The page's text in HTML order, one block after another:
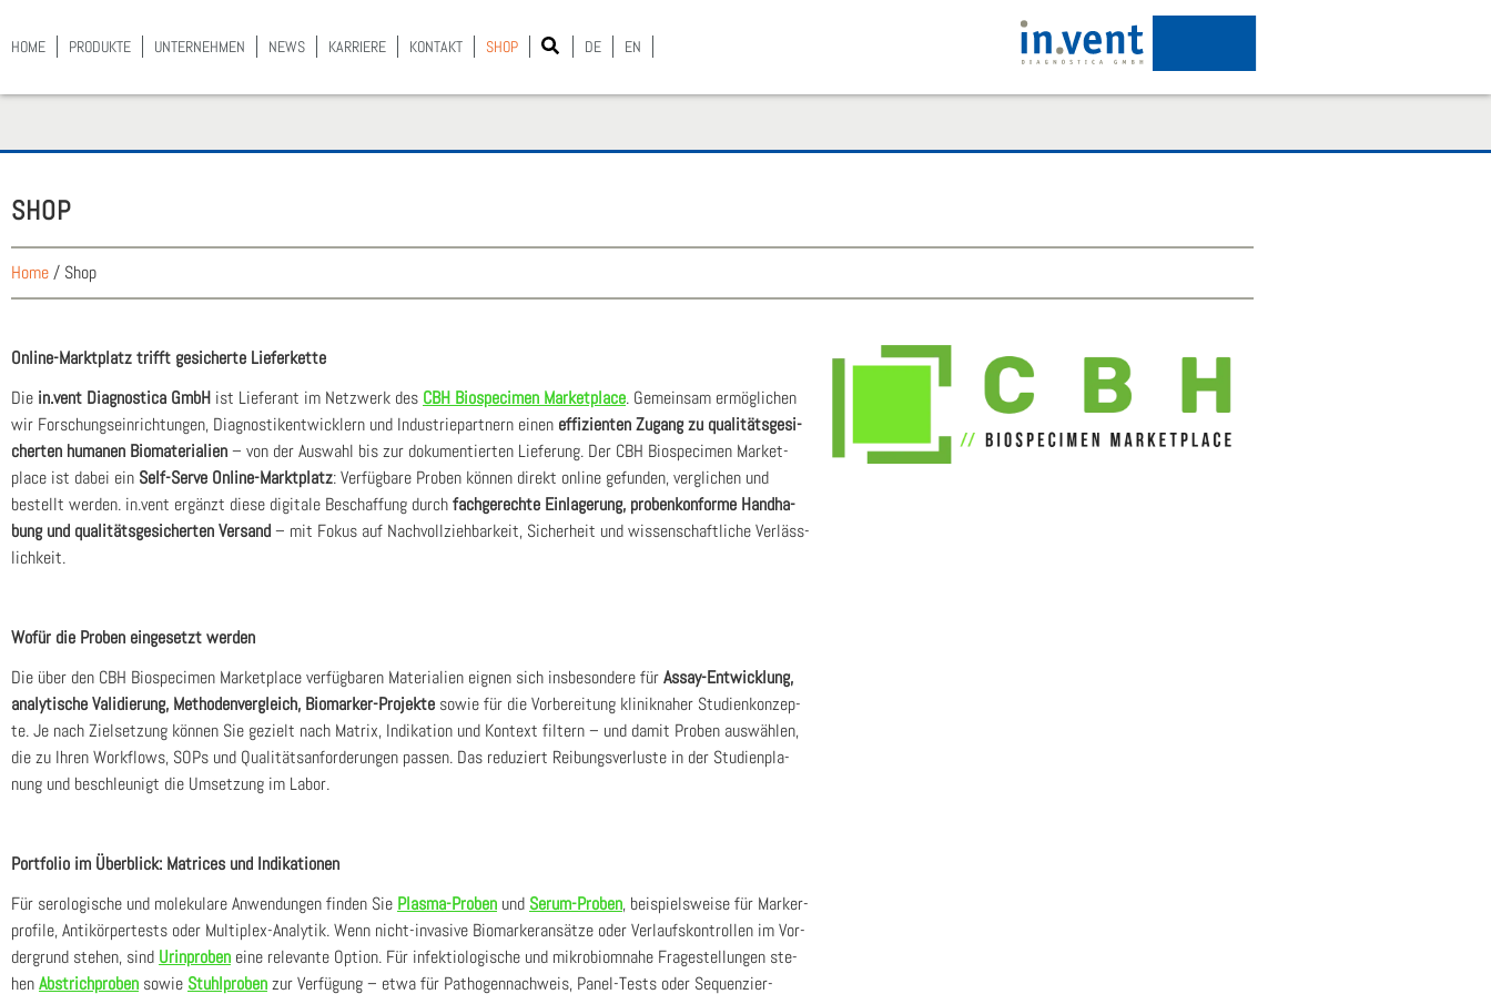
HOME PRO­DUK­TE UNTER­NEH­MEN NEWS KAR­RIE­RE KON­TAKT SHOP DE EN
SHOP
Home/ Shop
Online-Markt­platz trifft gesi­cher­te Lie­fer­ket­te
Die in.vent Dia­gno­sti­ca GmbH ist Lie­fe­rant im Netz­werk des CBH Bio­spe­ci­men Mar­ket­place. Gemein­sam ermög­li­chen
wir For­schungs­ein­rich­tun­gen, Dia­gnos­tik­ent­wick­lern und Indus­trie­part­nern einen effi­zi­en­ten Zugang zu qua­li­täts­ge­si­
cher­ten huma­nen Bio­ma­te­ria­li­en– von der Aus­wahl bis zur doku­men­tier­ten Lie­fe­rung. Der CBH Bio­spe­ci­men Mar­ket­
place ist dabei ein Self-Ser­ve Online-Markt­platz: Ver­füg­ba­re Pro­ben kön­nen direkt online gefun­den, ver­gli­chen und
bestellt wer­den. in.vent ergänzt die­se digi­ta­le Beschaf­fung durchfach­ge­rech­te Ein­la­ge­rung, pro­ben­kon­for­me Hand­ha­
bung und qua­li­täts­ge­si­cher­ten Ver­sand– mit Fokus auf Nach­voll­zieh­bar­keit, Sicher­heit und wis­sen­schaft­li­che Ver­läss­
lich­keit.
Wofür die Pro­ben ein­ge­setzt wer­den
Die über den CBH Bio­spe­ci­men Mar­ket­place ver­füg­ba­ren Mate­ria­li­en eig­nen sich ins­be­son­de­re fürAssay-Ent­wick­lung,
ana­ly­ti­sche Vali­die­rung, Metho­den­ver­gleich, Bio­mar­ker-Pro­jek­te sowie für die Vor­be­rei­tung kli­nik­na­her Stu­di­en­kon­zep­
te. Je nach Ziel­set­zung kön­nen Sie gezielt nach Matrix, Indi­ka­ti­on und Kon­text fil­tern – und damit Pro­ben aus­wäh­len,
die zu Ihren Work­flows, SOPs und Qua­li­täts­an­for­de­run­gen pas­sen. Das redu­ziert Rei­bungs­ver­lus­te in der Stu­di­en­pla­
nung und beschleu­nigt die Umset­zung im Labor.
Port­fo­lio im Über­blick: Matri­ces und Indi­ka­tio­nen
Für sero­lo­gi­sche und mole­ku­la­re Anwen­dun­gen fin­den Sie Plas­ma-Pro­ben und Serum-Pro­ben, bei­spiels­wei­se für Mar­ker­
pro­fi­le, Anti­kör­per­tests oder Mul­ti­plex-Ana­ly­tik. Wenn nicht-inva­si­ve Bio­mar­ker­an­sät­ze oder Ver­laufs­kon­trol­len im Vor­
der­grund ste­hen, sind Urin­pro­ben eine rele­van­te Opti­on. Für infek­tio­lo­gi­sche und mikro­bi­om­na­he Fra­ge­stel­lun­gen ste­
henAbstrich­pro­ben sowie Stuhl­pro­benzur Ver­fü­gung – etwa für Patho­gen­nach­weis, Panel-Tests oder Sequen­zier-